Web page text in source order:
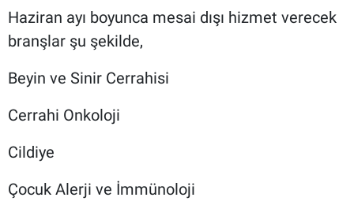
Haziran ayı boyunca mesai dışı hizmet verecek
branşlar şu şekilde,
Beyin ve Sinir Cerrahisi
Cerrahi Onkoloji
Cildiye
Çocuk Alerji ve İmmünoloji